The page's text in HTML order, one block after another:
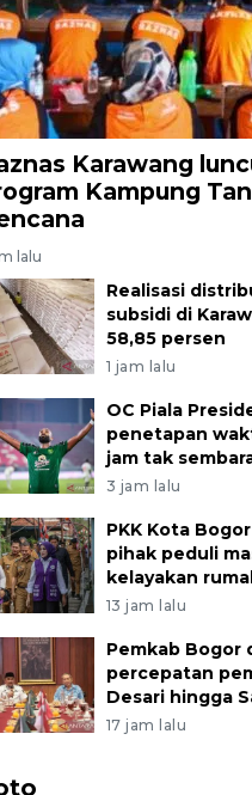
Karawang
Kampung
lalu
Realisasi
subsidi di
58,85 persen
1 jam lalu
OC Piala
penetapan
jam tak
3 jam lalu
PKK Kota
pihak peduli
kelayakan
13 jam lalu
Pemkab Bogor
percepatan
Desari hingga
17 jam lalu